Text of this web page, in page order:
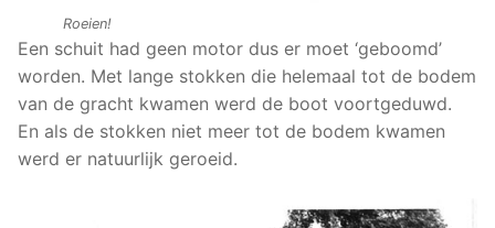
Roeien!
Een schuit had geen motor dus er moet ‘geboomd’
worden. Met lange stokken die helemaal tot de bodem
van de gracht kwamen werd de boot voortgeduwd.
En als de stokken niet meer tot de bodem kwamen
werd er natuurlijk geroeid.